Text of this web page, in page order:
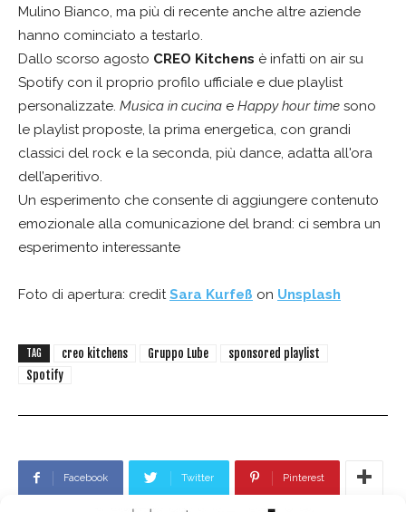
Mulino Bianco, ma più di recente anche altre aziende
hanno cominciato a testarlo.
Dallo scorso agosto CREO Kitchens è infatti on air su
Spotify con il proprio profilo ufficiale e due playlist
personalizzate. Musica in cucina e Happy hour time sono
le playlist proposte, la prima energetica, con grandi
classici del rock e la seconda, più dance, adatta all'ora
dell’aperitivo.
Un esperimento che consente di aggiungere contenuto
emozionale alla comunicazione del brand: ci sembra un
esperimento interessante
Foto di apertura: creditSara Kurfeß on Unsplash
TAG creo kitchens Gruppo Lube
sponsored playlist
Spotify
Facebook Twitter Pinterest